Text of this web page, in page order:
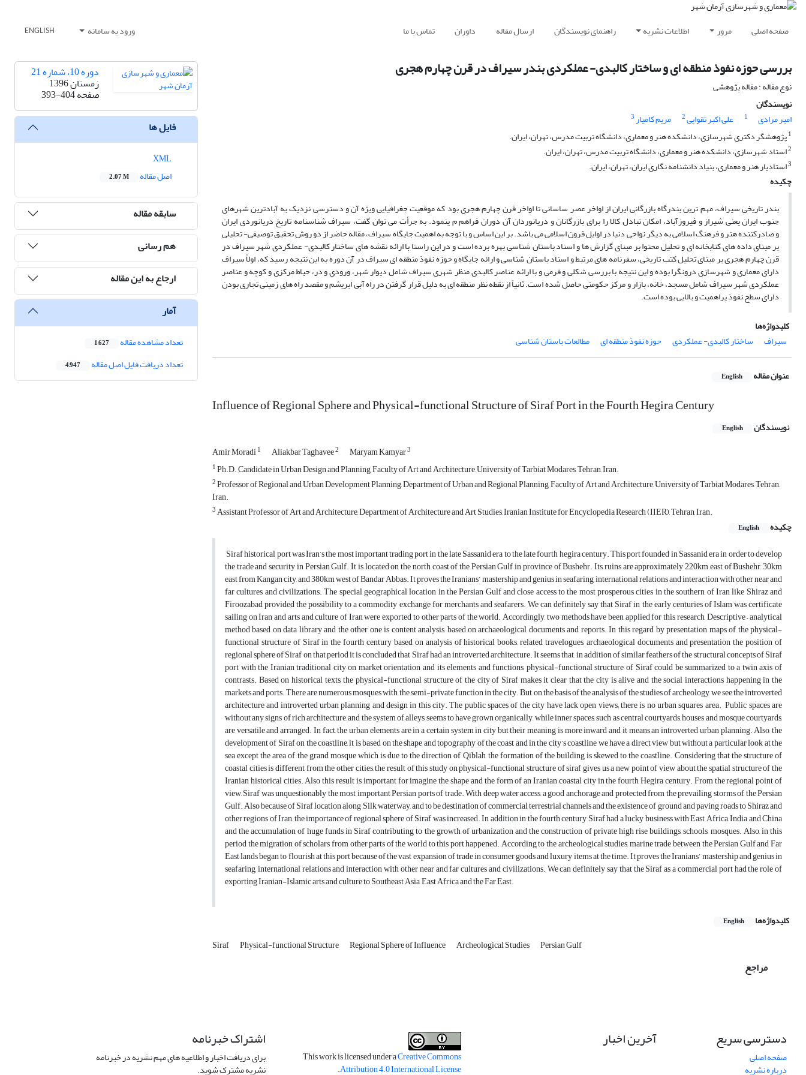
صفحه اصلی مرور اطلاعات نشریه راهنمای نویسندگان ارسال مقاله داوران تماس با ما ورود به سامانه ENGLISH
بررسی حوزه نفوذ منطقه ای و ساختار کالبدی- عملکردی بندر سیراف در قرن چهارم هجری
نوع مقاله : مقاله پژوهشی
نویسندگان
امیر مرادی
1 علی اکبر تقوایی2 مریم کامیار3
1پژوهشگر دکتری شهرسازی، دانشکده هنر و معماری، دانشگاه تربیت مدرس، تهران، ایران.
2استاد شهرسازی، دانشکده هنر و معماری، دانشگاه تربیت مدرس، تهران، ایران.
3استادیار هنر و معماری، بنیاد دانشنامه نگاری ایران، تهران، ایران.
چکیده
بندر تاریخی سیراف، مهم ترین بندرگاه بازرگانی ایران از اواخر عصر ساسانی تا اواخر قرن چهارم هجری بود که موقعیت جغرافیایی ویژه آن و دسترسی نزدیک به آبادترین شهرهای
جنوب ایران یعنی شیراز و فیروزآباد، امکان تبادل کالا را برای بازرگانان و دریانوردان آن دوران فراهم م ینمود. به جرأت می توان گفت، سیراف شناسنامه تاریخ دریانوردی ایران
و صادرکننده هنر و فرهنگ اسلامی به دیگر نواحی دنیا در اوایل قرون اسلامی می باشد. بر این اساس و با توجه به اهمیت جایگاه سیراف، مقاله حاضر از دو روش تحقیق توصیفی- تحلیلی
بر مبنای داده های کتابخانه ای و تحلیل محتوا بر مبنای گزارش ها و اسناد باستان شناسی بهره برده است و در این راستا با ارائه نقشه های ساختار کالبدی- عملکردی شهر سیراف در
قرن چهارم هجری بر مبنای تحلیل کتب تاریخی، سفرنامه های مرتبط و اسناد باستان شناسی و ارائه جایگاه و حوزه نفوذ منطقه ای سیراف در آن دوره به این نتیجه رسید که، اولاً سیراف
دارای معماری و شهرسازی درونگرا بوده و این نتیجه با بررسی شکلی و فرمی و با ارائه عناصر کالبدی منظر شهری سیراف شامل دیوار شهر، ورودی و در، حیاط مرکزی و کوچه و عناصر
عملکردی شهر سیراف شامل مسجد، خانه، بازار و مرکز حکومتی حاصل شده است. ثانیاً از نقطه نظر منطقه ای به دلیل قرار گرفتن در راه آبی ابریشم و مقصد راه های زمینی تجاری بودن
دارای سطح نفوذ پراهمیت و بالایی بوده است.
کلیدواژه‌ها
سیراف
ساختار کالبدی- عملکردی حوزه نفوذ منطقه ای مطالعات باستان شناسی
عنوان مقاله English
Influence of Regional Sphere and Physical-functional Structure of Siraf Port in the Fourth Hegira Century
نویسندگان English
Amir Moradi1 Aliakbar Taghavee2 Maryam Kamyar3
1Ph.D. Candidate in Urban Design and Planning, Faculty of Art and Architecture, University of Tarbiat Modares, Tehran, Iran.
2Professor of Regional and Urban Development Planning, Department of Urban and Regional Planning, Faculty of Art and Architecture, University of Tarbiat Modares, Tehran,
Iran.
3Assistant Professor of Art and Architecture, Department of Architecture and Art Studies, Iranian Institute for Encyclopedia Research (IIER), Tehran, Iran.
چکیده
English
Siraf historical port was Iran’s the most important trading port in the late Sassanid era to the late fourth hegira century. This port founded in Sassanid era in order to develop
the trade and security in Persian Gulf. It is located on the north coast of the Persian Gulf in province of Bushehr. Its ruins are approximately 220km east of Bushehr, 30km
east from Kangan city, and 380km west of Bandar Abbas. It proves the Iranians’ mastership and genius in seafaring, international relations and interaction with other near and
far cultures and civilizations. The special geographical location in the Persian Gulf and close access to the most prosperous cities in the southern of Iran like Shiraz and
Firoozabad provided the possibility to a commodity exchange for merchants and seafarers. We can definitely say that Siraf in the early centuries of Islam was certificate
sailing on Iran and arts and culture of Iran were exported to other parts of the world. Accordingly, two methods have been applied for this research, Descriptive – analytical
method based on data library and the other one is content analysis, based on archaeological documents and reports. In this regard by presentation maps of the physical-
functional structure of Siraf in the fourth century based on analysis of historical books, related travelogues, archaeological documents and presentation the position of
regional sphere of Siraf on that period it is concluded that Siraf had an introverted architecture. It seems that, in addition of similar feathers of the structural concepts of Siraf
port with the Iranian traditional city on market orientation and its elements and functions, physical-functional structure of Siraf could be summarized to a twin axis of
contrasts. Based on historical texts, the physical-functional structure of the city of Siraf makes it clear that the city is alive and the social interactions happening in the
markets and ports. There are numerous mosques with the semi-private function in the city. But, on the basis of the analysis of the studies of archeology, we see the introverted
architecture and introverted urban planning and design in this city. The public spaces of the city have lack open views; there is no urban squares area. Public spaces are
without any signs of rich architecture, and the system of alleys seems to have grown organically, while inner spaces, such as central courtyards, houses and mosque courtyards,
are versatile and arranged. In fact, the urban elements are in a certain system in city but their meaning is more inward and it means an introverted urban planning. Also, the
development of Siraf on the coastline, it is based on the shape and topography of the coast and in the city’s coastline we have a direct view but without a particular look at the
sea except the area of the grand mosque which is due to the direction of Qiblah, the formation of the building is skewed to the coastline. Considering that the structure of
coastal cities is different from the other cities, the result of this study on physical-functional structure of siraf gives us a new point of view about the spatial structure of the
Iranian historical cities. Also this result is important for imagine the shape and the form of an Iranian coastal city in the fourth Hegira century. From the regional point of
view, Siraf was unquestionably the most important Persian ports of trade. With deep water access, a good anchorage and protected from the prevailing storms of the Persian
Gulf. Also because of Siraf location along Silk waterway, and to be destination of commercial terrestrial channels and the existence of ground and paving roads to Shiraz and
other regions of Iran, the importance of regional sphere of Siraf was increased. In addition in the fourth century Siraf had a lucky business with East Africa, India and China
and the accumulation of huge funds in Siraf contributing to the growth of urbanization and the construction of private high rise buildings, schools, mosques. Also, in this
period the migration of scholars from other parts of the world to this port happened. According to the archeological studies, marine trade between the Persian Gulf and Far
East lands began to flourish at this port because of the vast expansion of trade in consumer goods and luxury items at the time. It proves the Iranians’ mastership and genius in
seafaring, international relations and interaction with other near and far cultures and civilizations. We can definitely say that the Siraf as a commercial port had the role of
exporting Iranian-Islamic arts and culture to Southeast Asia, East Africa and the Far East.
کلیدواژه‌ها English
Siraf Physical-functional Structure Regional Sphere of Influence Archeological Studies Persian Gulf
مراجع
دوره 10، شماره 21
زمستان 1396
صفحه393-404
فایل ها
اصل مقاله
2.07 M
سابقه مقاله
هم رسانی
ارجاع به این مقاله
آمار
تعداد مشاهده مقاله 1,627
تعداد دریافت فایل اصل مقاله 4,947
دسترسی سریع
صفحه اصلی
درباره نشریه
آخرین اخبار
This work is licensed under aCreative Commons
Attribution 4.0 International License
.
اشتراک خبرنامه
برای دریافت اخبار و اطلاعیه های مهم نشریه در خبرنامه
نشریه مشترک شوید.